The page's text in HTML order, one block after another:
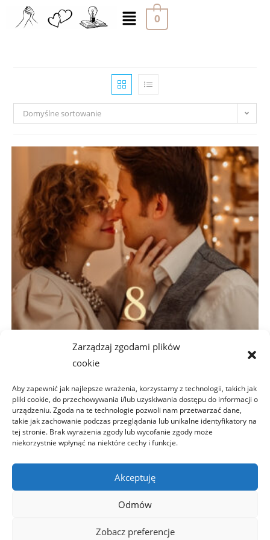
Zarządzaj zgodami plików
cookie
Aby zapewnić jak najlepsze wrażenia, korzystamy z technologii, takich jak
pliki cookie, do przechowywania i/lub uzyskiwania dostępu do informacji o
urządzeniu. Zgoda na te technologie pozwoli nam przetwarzać dane,
takie jak zachowanie podczas przeglądania lub unikalne identyfikatory na
tej stronie. Brak wyrażenia zgody lub wycofanie zgody może
niekorzystnie wpłynąć na niektóre cechy i funkcje.
Akceptuję
Odmów
Zobacz preferencje
0
Domyślne sortowanie
Ebook
E-book 8 kroków do pogłębienia relacji małżeńskiej
Dodaj do koszyka